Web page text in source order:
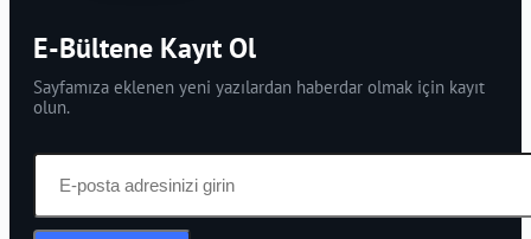
E-Bültene Kayıt Ol
Sayfamıza eklenen yeni yazılardan haberdar olmak için kayıt
olun.